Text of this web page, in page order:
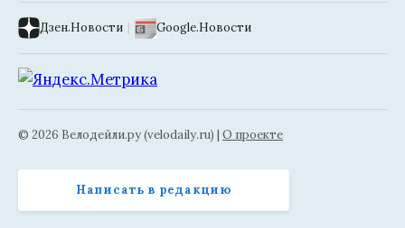
Дзен.Новости | Google.Новости
© 2026 Велодейли.ру (velodaily.ru) | О проекте
Написать в редакцию